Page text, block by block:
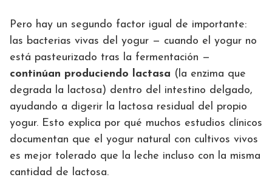
Pero hay un segundo factor igual de importante:
las bacterias vivas del yogur — cuando el yogur no
está pasteurizado tras la fermentación —
continúan produciendo lactasa (la enzima que
degrada la lactosa) dentro del intestino delgado,
ayudando a digerir la lactosa residual del propio
yogur. Esto explica por qué muchos estudios clínicos
documentan que el yogur natural con cultivos vivos
es mejor tolerado que la leche incluso con la misma
cantidad de lactosa.